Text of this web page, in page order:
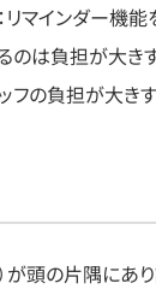
リマインダー
のは負担が大き
フの負担が大き
が頭の片隅に